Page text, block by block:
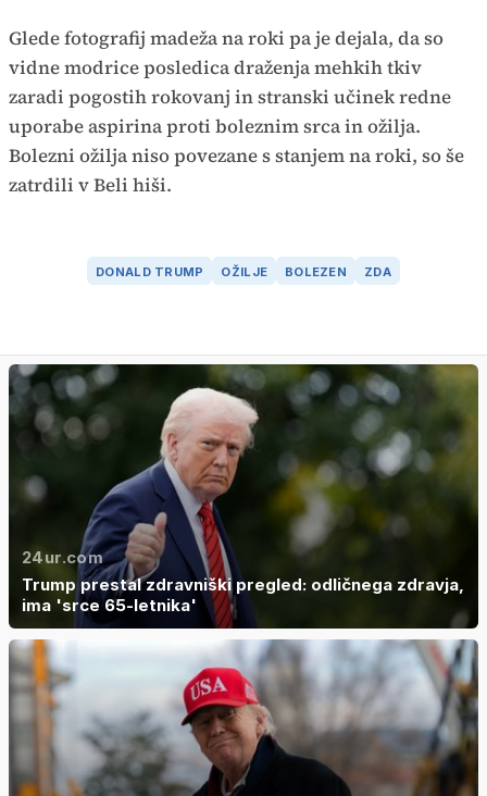
Glede fotografij madeža na roki pa je dejala, da so
vidne modrice posledica draženja mehkih tkiv
zaradi pogostih rokovanj in stranski učinek redne
uporabe aspirina proti boleznim srca in ožilja.
Bolezni ožilja niso povezane s stanjem na roki, so še
zatrdili v Beli hiši.
DONALD TRUMP OŽILJE BOLEZEN ZDA
24ur.com
Trump prestal zdravniški pregled: odličnega zdravja,
ima 'srce 65-letnika'